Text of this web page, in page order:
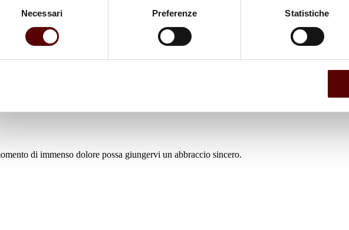
Necessari Preferenze Statistiche
di immenso dolore possa giungervi un abbraccio sincero.